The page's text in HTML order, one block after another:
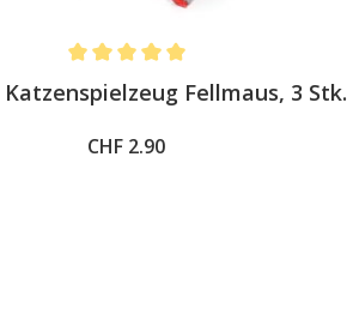
Average rating of 5 out of 5 stars
Fellmaus, 3 Stk.
CHF 2.90